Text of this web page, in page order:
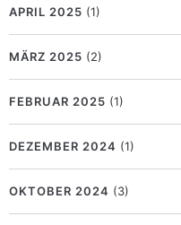
APRIL 2025 (1)
MÄRZ 2025 (2)
FEBRUAR 2025 (1)
DEZEMBER 2024 (1)
OKTOBER 2024 (3)